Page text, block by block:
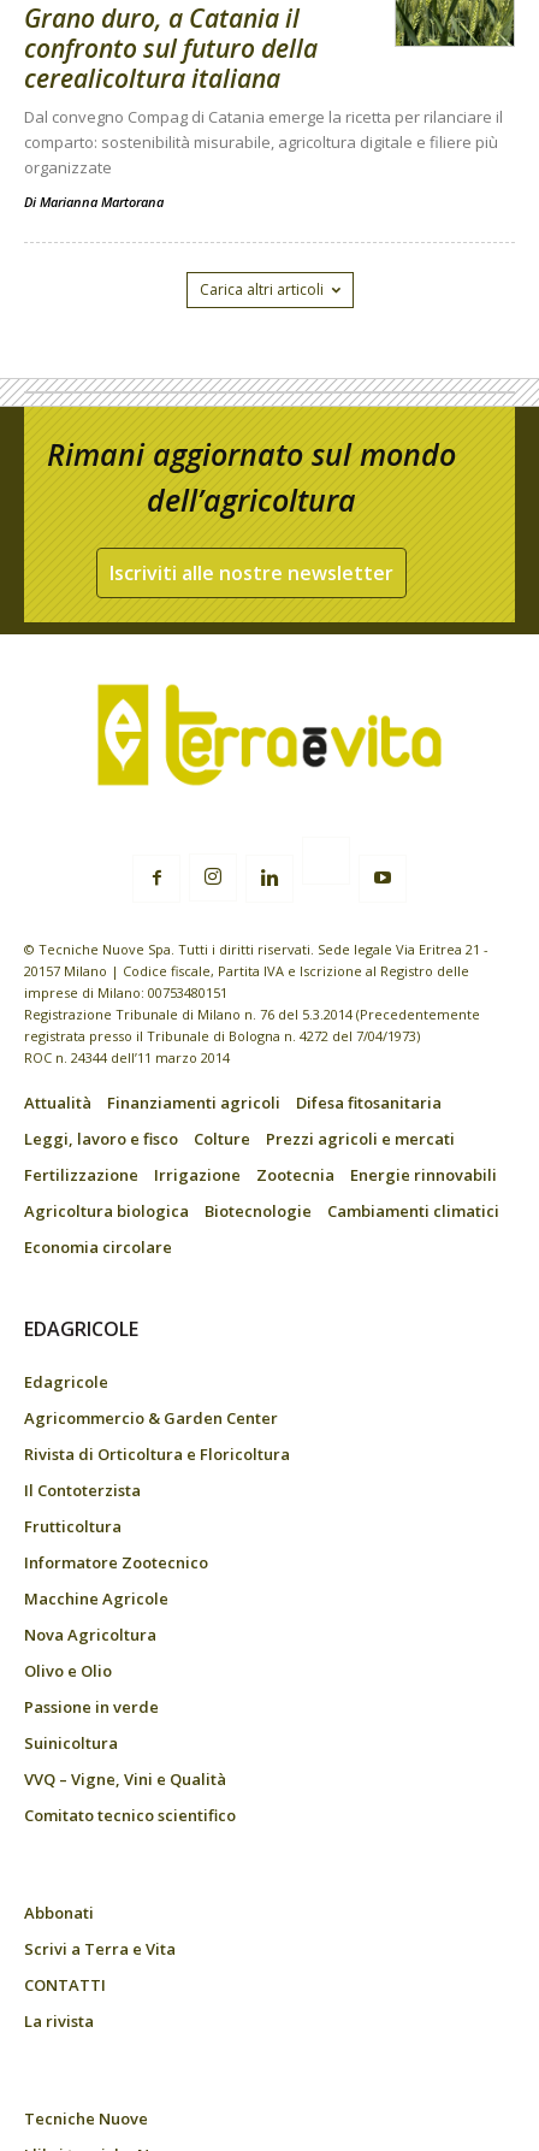
Grano duro, a Catania il
confronto sul futuro della
cerealicoltura italiana
Dal convegno Compag di Catania emerge la ricetta per rilanciare il
comparto: sostenibilità misurabile, agricoltura digitale e filiere più
organizzate
Di Marianna Martorana
Carica altri articoli
Rimani aggiornato sul mondo
dell’agricoltura
Iscriviti alle nostre newsletter
© Tecniche Nuove Spa. Tutti i diritti riservati. Sede legale Via Eritrea 21 -
20157 Milano | Codice fiscale, Partita IVA e Iscrizione al Registro delle
imprese di Milano: 00753480151
Registrazione Tribunale di Milano n. 76 del 5.3.2014 (Precedentemente
registrata presso il Tribunale di Bologna n. 4272 del 7/04/1973)
ROC n. 24344 dell’11 marzo 2014
Attualità Finanziamenti agricoli
Difesa fitosanitaria
Leggi, lavoro e fisco
Colture
Prezzi agricoli e mercati
Fertilizzazione
Irrigazione Zootecnia
Energie rinnovabili
Agricoltura biologica
Biotecnologie
Cambiamenti climatici
Economia circolare
EDAGRICOLE
Edagricole
Agricommercio & Garden Center
Rivista di Orticoltura e Floricoltura
Il Contoterzista
Frutticoltura
Informatore Zootecnico
Macchine Agricole
Nova Agricoltura
Olivo e Olio
Passione in verde
Suinicoltura
VVQ – Vigne, Vini e Qualità
Comitato tecnico scientifico
Abbonati
Scrivi a Terra e Vita
CONTATTI
La rivista
Tecniche Nuove